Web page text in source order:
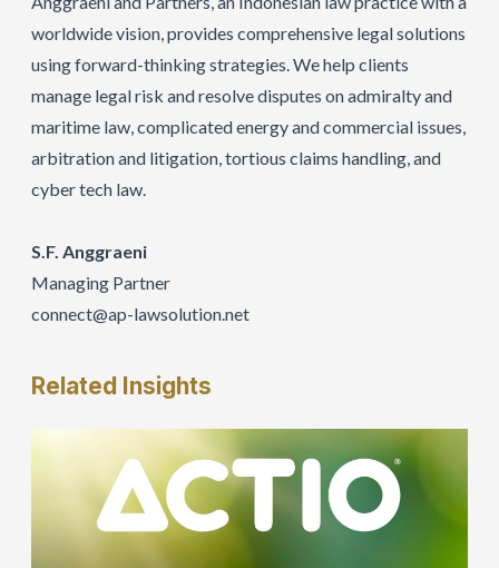
worldwide vision, provides comprehensive legal solutions
using forward-thinking strategies. We help clients
manage legal risk and resolve disputes on admiralty and
maritime law, complicated energy and commercial issues,
arbitration and litigation, tortious claims handling, and
cyber tech law.
S.F. Anggraeni
Managing Partner
connect@ap-lawsolution.net
Related Insights